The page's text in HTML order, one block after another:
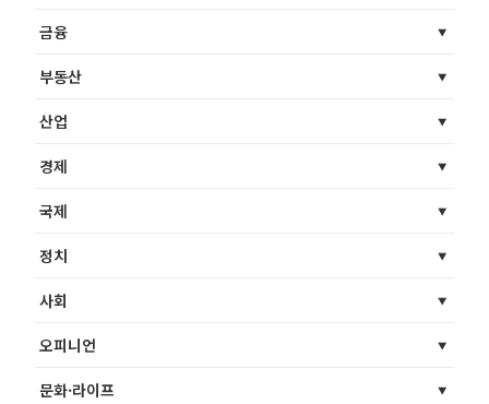
금융
부동산
산업
경제
국제
정치
사회
오피니언
문화·라이프